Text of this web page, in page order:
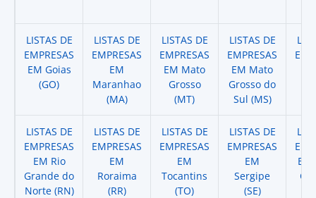
LISTAS DE
EMPRESAS
EM Goias
(GO)
LISTAS DE
EMPRESAS
EM
Maranhao
(MA)
LISTAS DE
EMPRESAS
EM Mato
Grosso
(MT)
LISTAS DE
EMPRESAS
EM Mato
Grosso do
Sul (MS)
LISTAS DE
EMPRESAS
EM Rio
Grande do
Norte (RN)
LISTAS DE
EMPRESAS
EM
Roraima
(RR)
LISTAS DE
EMPRESAS
EM
Tocantins
(TO)
LISTAS DE
EMPRESAS
EM
Sergipe
(SE)
EM